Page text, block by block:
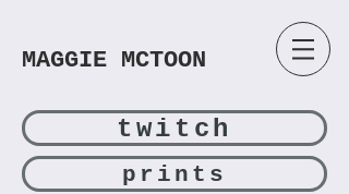
MAGGIE MCTOON
twitch
prints